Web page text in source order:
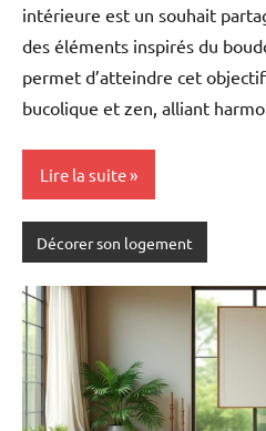
intérieure est un souhait
des éléments inspirés du
permet d’atteindre cet
bucolique et zen, alliant
Lire la suite
Décorer son logement